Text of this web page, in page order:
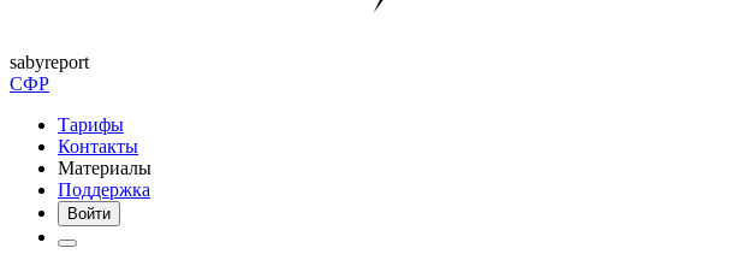
sabyreport
СФР
Тарифы
Контакты
Материалы
Поддержка
Войти